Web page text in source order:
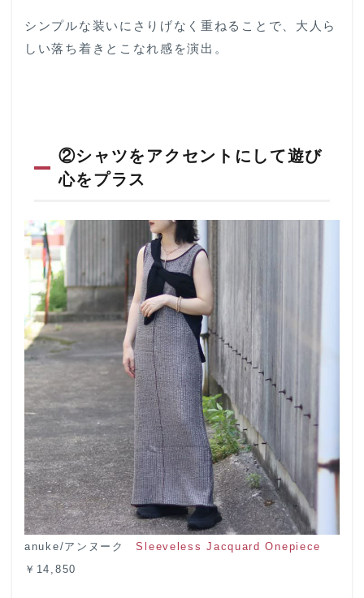
シンプルな装いにさりげなく重ねることで、大人ら
しい落ち着きとこなれ感を演出。
②シャツをアクセントにして遊び
心をプラス
anuke/アンヌークSleeveless Jacquard Onepiece
￥14,850